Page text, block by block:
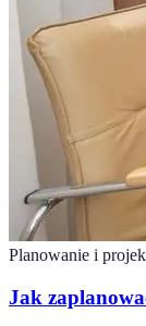
Planowanie i
Jak